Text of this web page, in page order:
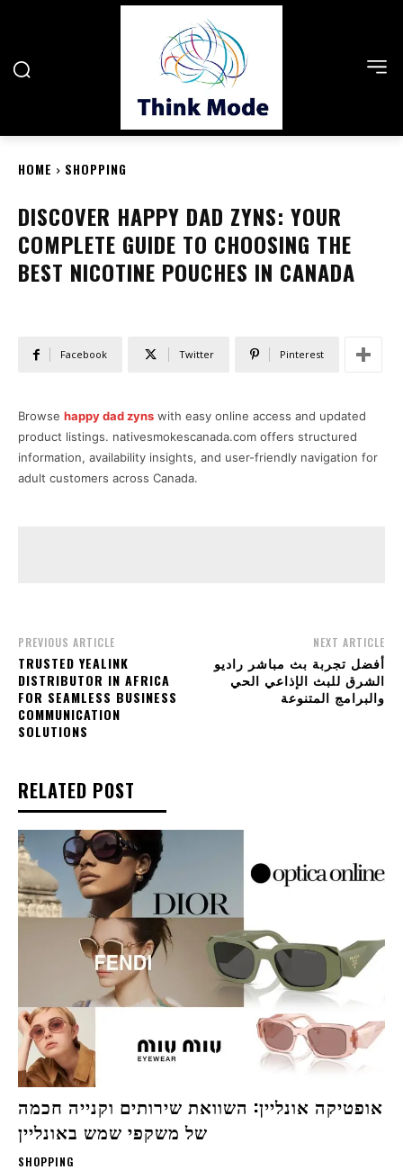
HOME SHOPPING
DISCOVER HAPPY DAD ZYNS: YOUR
COMPLETE GUIDE TO CHOOSING THE
BEST NICOTINE POUCHES IN CANADA
Facebook Twitter Pinterest
Browse happy dad zyns with easy online access and updated
product listings. nativesmokescanada.com offers structured
information, availability insights, and user-friendly navigation for
adult customers across Canada.
PREVIOUS ARTICLE
TRUSTED YEALINK
DISTRIBUTOR IN AFRICA
FOR SEAMLESS BUSINESS
COMMUNICATION
SOLUTIONS
NEXT ARTICLE
أفضل تجربة بث مباشر راديو
الشرق للبث الإذاعي الحي
والبرامج المتنوعة
RELATED POST
אופטיקה אונליין: השוואת שירותים וקנייה חכמה
של משקפי שמש באונליין
SHOPPING